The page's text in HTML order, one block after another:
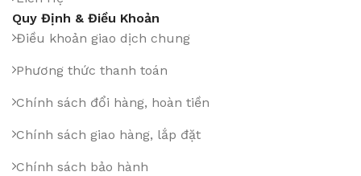
Quy Định & Điều Khoản
Điều khoản giao dịch chung
Phương thức thanh toán
Chính sách đổi hàng, hoàn tiền
Chính sách giao hàng, lắp đặt
Chính sách bảo hành